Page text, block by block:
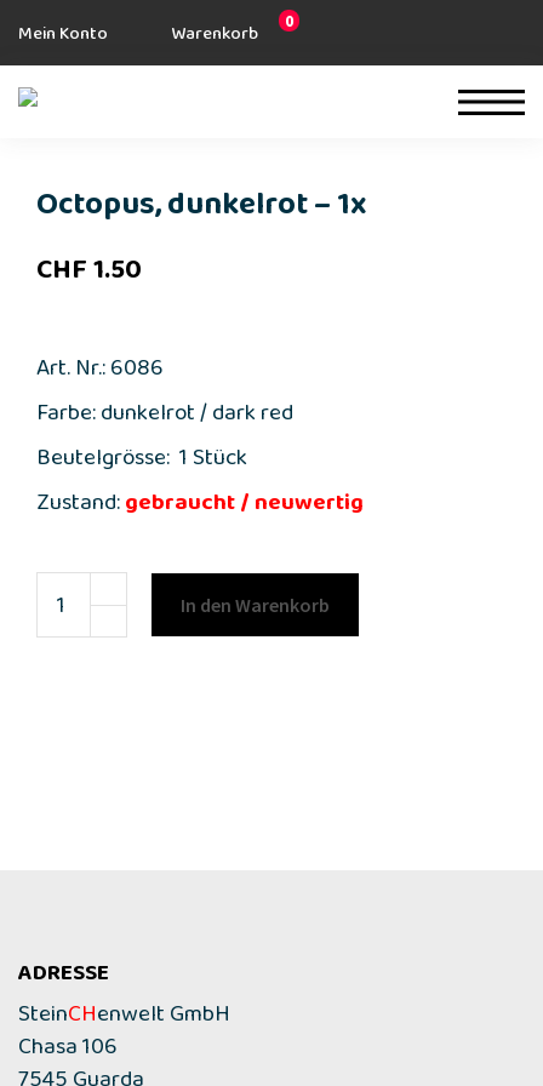
Mein Konto Warenkorb 0
Octopus, dunkelrot – 1x
CHF1.50
Art. Nr.: 6086
Farbe: dunkelrot / dark red
Beutelgrösse: 1 Stück
Zustand:gebraucht / neuwertig
In den Warenkorb
ADRESSE
SteinCHenwelt GmbH
Chasa 106